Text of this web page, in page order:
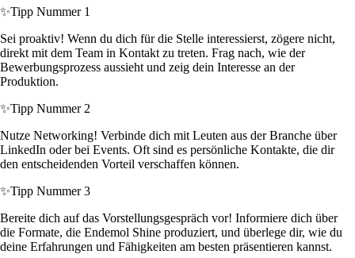
✨Tipp Nummer 1
Sei proaktiv! Wenn du dich für die Stelle interessierst, zögere nicht,
direkt mit dem Team in Kontakt zu treten. Frag nach, wie der
Bewerbungsprozess aussieht und zeig dein Interesse an der
Produktion.
✨Tipp Nummer 2
Nutze Networking! Verbinde dich mit Leuten aus der Branche über
LinkedIn oder bei Events. Oft sind es persönliche Kontakte, die dir
den entscheidenden Vorteil verschaffen können.
✨Tipp Nummer 3
Bereite dich auf das Vorstellungsgespräch vor! Informiere dich über
die Formate, die Endemol Shine produziert, und überlege dir, wie du
deine Erfahrungen und Fähigkeiten am besten präsentieren kannst.